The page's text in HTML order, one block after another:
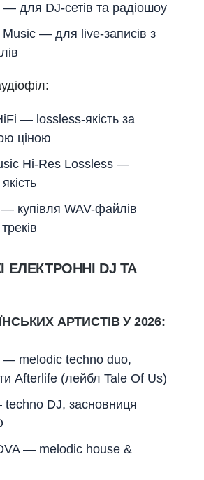
для DJ-сетів та радіошоу
Music — для live-записів з
— lossless-якість за
ціною
Hi-Res Lossless —
купівля WAV-файлів
ЕЛЕКТРОННІ DJ ТА
АРТИСТІВ У 2026:
— melodic techno duo,
Afterlife (лейбл Tale Of Us)
DJ, засновниця
— melodic house &